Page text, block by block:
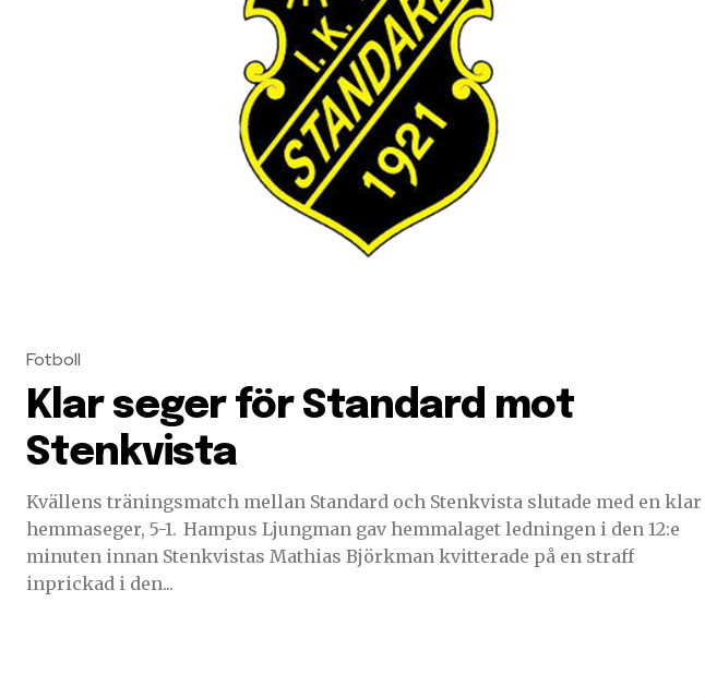
Fotboll
Klar seger för Standard mot
Stenkvista
Kvällens träningsmatch mellan Standard och Stenkvista slutade med en klar
hemmaseger, 5-1. Hampus Ljungman gav hemmalaget ledningen i den 12:e
minuten innan Stenkvistas Mathias Björkman kvitterade på en straff
inprickad i den...